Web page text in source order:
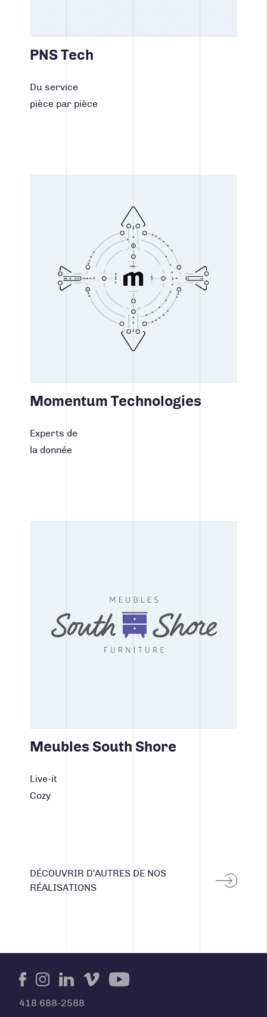
PNS Tech
Du service
pièce par pièce
Momentum Technologies
Experts de
la donnée
Meubles South Shore
Live-it
Cozy
DÉCOUVRIR D'AUTRES DE NOS
RÉALISATIONS
418 688-2588